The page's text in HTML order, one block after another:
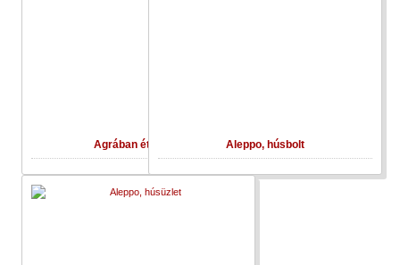
Agrában ételárus Aleppo, húsbolt